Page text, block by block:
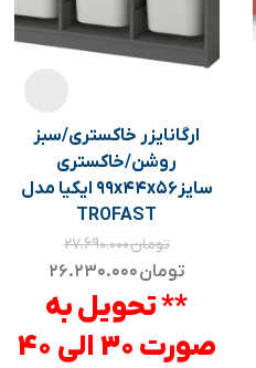
ارگانایزر خاکستری/سبز
روشن/خاکستری
سایز۹۹x۴۴x۵۶ ایکیا مدل
TROFAST
تومان۲۷.۶۹۰.۰۰۰
تومان
** تحویل به
صورت 30 الی 40